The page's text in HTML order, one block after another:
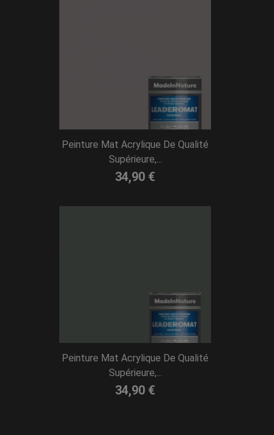
Peinture Mat Acrylique De Qualité
Supérieure,...
34,90 €
Peinture Mat Acrylique De Qualité
Supérieure,...
34,90 €